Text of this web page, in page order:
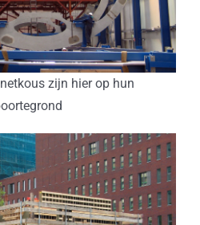
zijn hier op hun